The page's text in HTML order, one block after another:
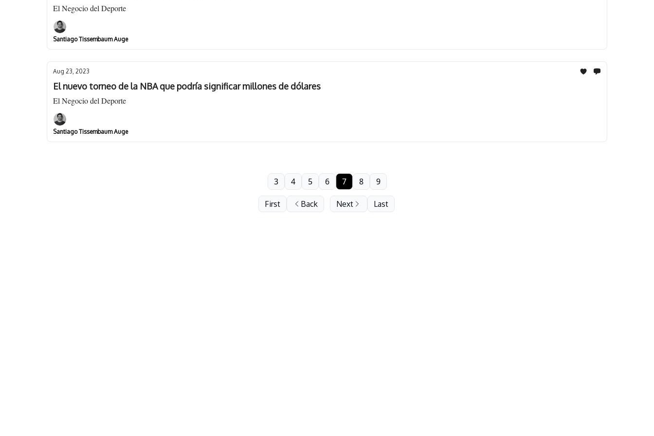
El Negocio del Deporte
Santiago Tissembaum Auge
Aug 23, 2023
El nuevo torneo de la NBA que podría significar millones de dólares
El Negocio del Deporte
Santiago Tissembaum Auge
First Back
3 4 5 6 7 8 9
Next Last